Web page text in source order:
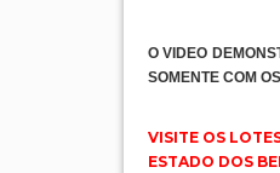
O VIDEO
SOMENTE COM
VISITE OS
ESTADO DOS